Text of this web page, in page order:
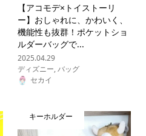
【アコモデ×トイストーリ
ー】おしゃれに、かわいく、
機能性も抜群！ポケットショ
ルダーバッグで...
2025.04.29
ディズニー,バッグ
セカイ
キーホルダー